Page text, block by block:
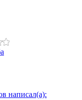
написал(а):